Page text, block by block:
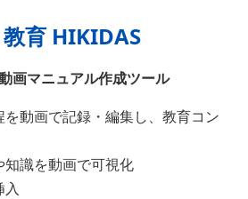
育 HIKIDAS
画マニュアル作成ツール
動画で記録・編集し、教育コン
知識を動画で可視化
入